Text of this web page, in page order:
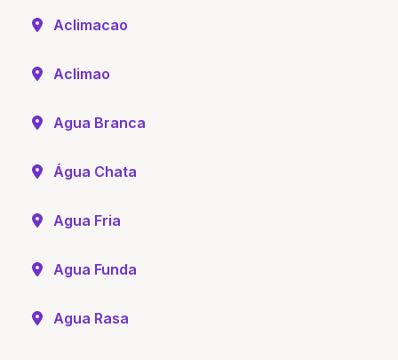
Aclimacao
Aclimao
Agua Branca
Água Chata
Agua Fria
Agua Funda
Agua Rasa